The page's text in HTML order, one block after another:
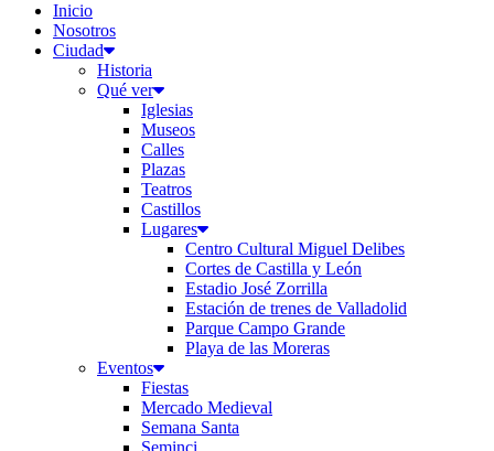
Inicio
Nosotros
Ciudad
Historia
Qué ver
Iglesias
Museos
Calles
Plazas
Teatros
Castillos
Lugares
Centro Cultural Miguel Delibes
Cortes de Castilla y León
Estadio José Zorrilla
Estación de trenes de Valladolid
Parque Campo Grande
Playa de las Moreras
Eventos
Fiestas
Mercado Medieval
Semana Santa
Seminci